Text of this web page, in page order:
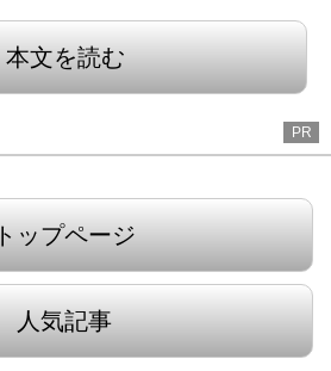
本文を読む
PR
トップページ
人気記事